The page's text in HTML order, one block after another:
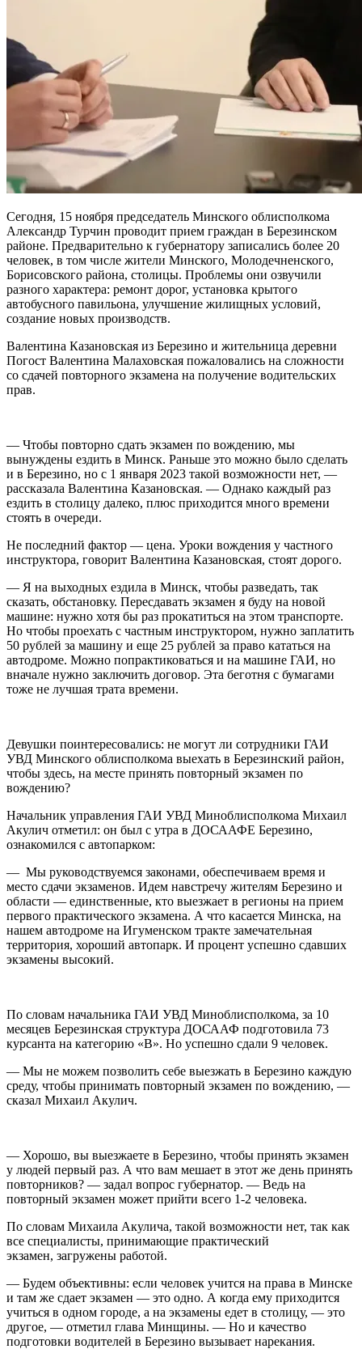
Сегодня, 15 ноября председатель Минского облисполкома
Александр Турчин проводит прием граждан в Березинском
районе. Предварительно к губернатору записались более 20
человек, в том числе жители Минского, Молодечненского,
Борисовского района, столицы. Проблемы они озвучили
разного характера: ремонт дорог, установка крытого
автобусного павильона, улучшение жилищных условий,
создание новых производств.
Валентина Казановская из Березино и жительница деревни
Погост Валентина Малаховская пожаловались на сложности
со сдачей повторного экзамена на получение водительских
прав.
— Чтобы повторно сдать экзамен по вождению, мы
вынуждены ездить в Минск. Раньше это можно было сделать
и в Березино, но с 1 января 2023 такой возможности нет, —
рассказала Валентина Казановская. — Однако каждый раз
ездить в столицу далеко, плюс приходится много времени
стоять в очереди.
Не последний фактор — цена. Уроки вождения у частного
инструктора, говорит Валентина Казановская, стоят дорого.
— Я на выходных ездила в Минск, чтобы разведать, так
сказать, обстановку. Пересдавать экзамен я буду на новой
машине: нужно хотя бы раз прокатиться на этом транспорте.
Но чтобы проехать с частным инструктором, нужно заплатить
50 рублей за машину и еще 25 рублей за право кататься на
автодроме. Можно попрактиковаться и на машине ГАИ, но
вначале нужно заключить договор. Эта беготня с бумагами
тоже не лучшая трата времени.
Девушки поинтересовались: не могут ли сотрудники ГАИ
УВД Минского облисполкома выехать в Березинский район,
чтобы здесь, на месте принять повторный экзамен по
вождению?
Начальник управления ГАИ УВД Миноблисполкома Михаил
Акулич отметил: он был с утра в ДОСААФЕ Березино,
ознакомился с автопарком:
— Мы руководствуемся законами, обеспечиваем время и
место сдачи экзаменов. Идем навстречу жителям Березино и
области — единственные, кто выезжает в регионы на прием
первого практического экзамена. А что касается Минска, на
нашем автодроме на Игуменском тракте замечательная
территория, хороший автопарк. И процент успешно сдавших
экзамены высокий.
По словам начальника ГАИ УВД Миноблисполкома, за 10
месяцев Березинская структура ДОСААФ подготовила 73
курсанта на категорию «В». Но успешно сдали 9 человек.
— Мы не можем позволить себе выезжать в Березино каждую
среду, чтобы принимать повторный экзамен по вождению, —
сказал Михаил Акулич.
— Хорошо, вы выезжаете в Березино, чтобы принять экзамен
у людей первый раз. А что вам мешает в этот же день принять
повторников? — задал вопрос губернатор. — Ведь на
повторный экзамен может прийти всего 1-2 человека.
По словам Михаила Акулича, такой возможности нет, так как
все специалисты, принимающие практический
экзамен, загружены работой.
— Будем объективны: если человек учится на права в Минске
и там же сдает экзамен — это одно. А когда ему приходится
учиться в одном городе, а на экзамены едет в столицу, — это
другое, — отметил глава Минщины. — Но и качество
подготовки водителей в Березино вызывает нарекания.